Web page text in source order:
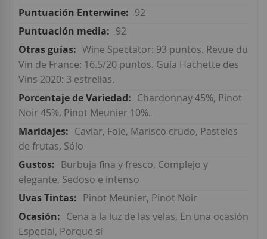
92
92
Wine Spectator: 93 puntos. Revue du
Vin de France: 16.5/20 puntos. Guía Hachette des
Vins 2020: 3 estrellas.
Chardonnay 45%, Pinot
Noir 45%, Pinot Meunier 10%.
Caviar, Foie, Marisco crudo, Pasteles
de frutas, Sólo
Burbuja fina y fresco, Complejo y
elegante, Sedoso e intenso
Pinot Meunier, Pinot Noir
Cena a la luz de las velas, En una ocasión
Especial, Porque sí